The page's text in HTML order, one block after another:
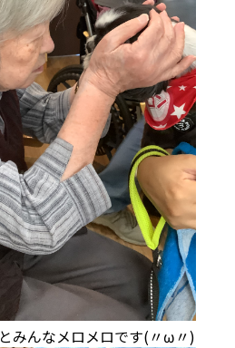
みんなメロメロです(〃ω〃)